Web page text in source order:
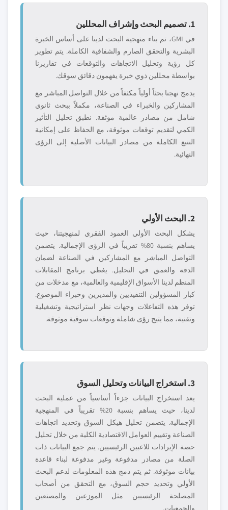
1. تصميم البحث وإشراف المحللين
في GMI، تم بناء منهجية البحث لدينا على أساس الخبرة
البشرية والتحقق الصارم والشفافية الكاملة. يتم تطوير
كل رؤية وتحليل الاتجاهات والتوقعات في تقاريرنا
بواسطة محللين ذوي خبرة يفهمون دقائق سوقك.
يدمج نهجنا بحثاً أولياً مكثفاً من خلال التواصل المباشر مع
المشاركين والخبراء في الصناعة، مكملاً ببحث ثانوي
شامل من مصادر عالمية موثقة. نطبق تحليل التأثير
الكمي لتقديم توقعات موثوقة، مع الحفاظ على إمكانية
التتبع الكاملة من مصادر البيانات الأصلية إلى الرؤى
النهائية.
2. البحث الأولي
يشكل البحث الأولي العمود الفقري لمنهجيتنا، حيث
يساهم بنسبة 80% تقريباً في الرؤى الإجمالية. يتضمن
التواصل المباشر مع المشاركين في الصناعة لضمان
الدقة والعمق في التحليل. يغطي برنامج المقابلات
المنظم لدينا الأسواق الإقليمية والعالمية، مع مدخلات من
كبار المسؤولين التنفيذيين والمديرين وخبراء الموضوع.
توفر هذه التفاعلات وجهات نظر استراتيجية وتشغيلية
وتقنية، مما يتيح رؤى شاملة وتوقعات سوقية موثوقة.
3. استخراج البيانات وتحليل السوق
يعد استخراج البيانات جزءاً أساسياً من عملية البحث
لدينا، حيث يساهم بنسبة 20% تقريباً في المنهجية
الإجمالية. يتضمن تحليل هيكل السوق وتحديد اتجاهات
الصناعة وتقييم العوامل الاقتصادية الكلية من خلال تحليل
حصة الإيرادات للاعبين الرئيسيين. يتم جمع البيانات ذات
الصلة من مصادر مدفوعة وغير مدفوعة لبناء قاعدة
بيانات موثوقة. ثم يتم دمج هذه المعلومات لدعم البحث
الأولي وتحديد حجم السوق، مع التحقق من أصحاب
المصلحة الرئيسيين مثل الموزعين والمصنعين
والجمعيات.